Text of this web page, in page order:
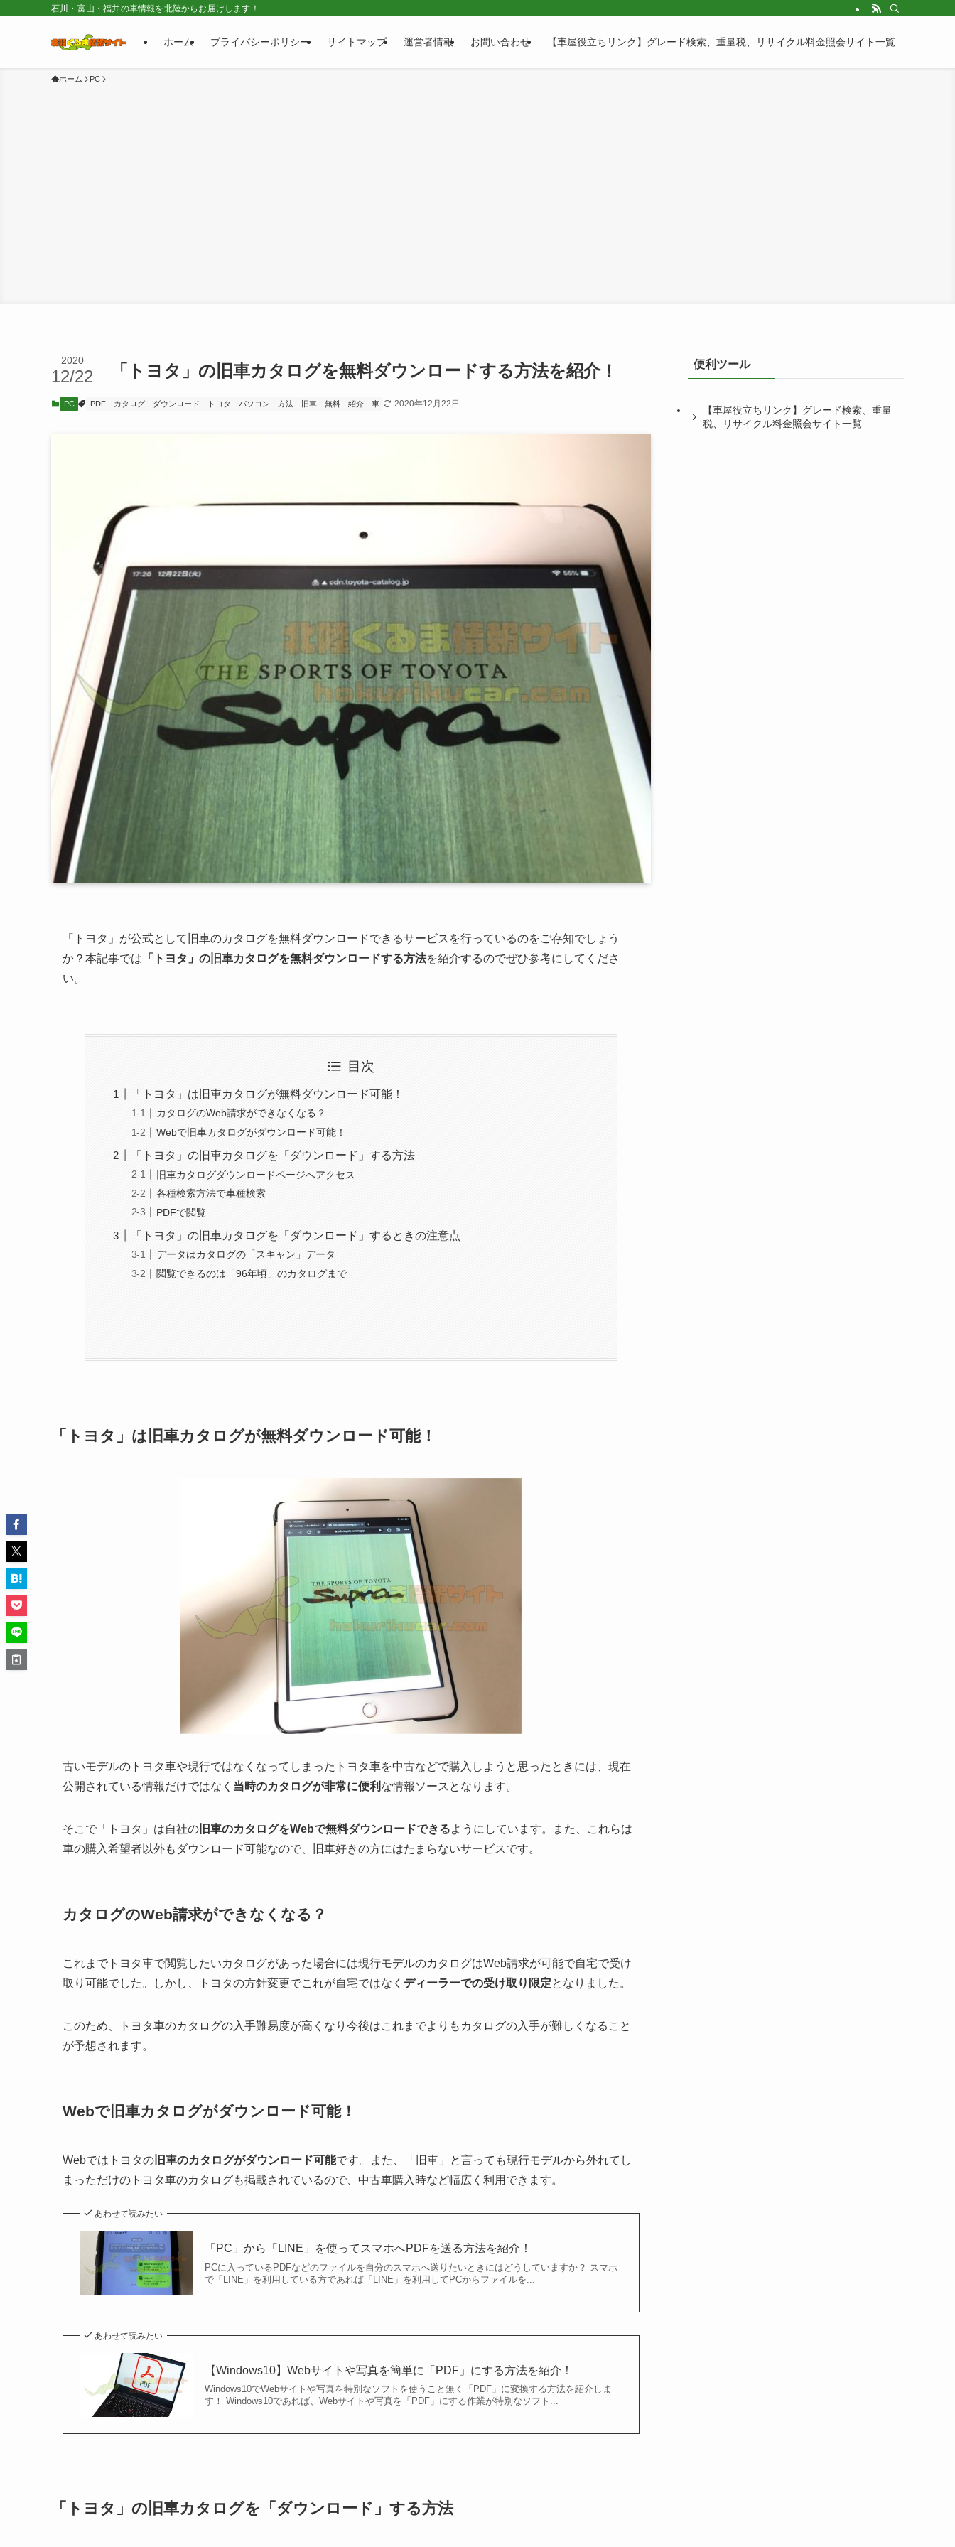
石川・富山・福井の車情報を北陸からお届けします！
ホーム プライバシーポリシー サイトマップ 運営者情報 お問い合わせ 【車屋役立ちリンク】グレード検索、重量税、リサイクル料金照会サイト一覧
ホーム PC
「トヨタ」の旧車カタログを無料ダウンロードする方法を紹介！
2020
12/22
PC PDF カタログ ダウンロード トヨタ パソコン 方法 旧車 無料 紹介 車 2020年12月22日
「トヨタ」が公式として旧車のカタログを無料ダウンロードできるサービスを行っているのをご存知でしょう
か？本記事では 「トヨタ」の旧車カタログを無料ダウンロードする方法を紹介するのでぜひ参考にしてくださ
い。
目次
「トヨタ」は旧車カタログが無料ダウンロード可能！
カタログのWeb請求ができなくなる？
Webで旧車カタログがダウンロード可能！
「トヨタ」の旧車カタログを「ダウンロード」する方法
旧車カタログダウンロードページへアクセス
各種検索方法で車種検索
PDFで閲覧
「トヨタ」の旧車カタログを「ダウンロード」するときの注意点
データはカタログの「スキャン」データ
閲覧できるのは「96年頃」のカタログまで
「トヨタ」は旧車カタログが無料ダウンロード可能！
古いモデルのトヨタ車や現行ではなくなってしまったトヨタ車を中古などで購入しようと思ったときには、現在
公開されている情報だけではなく 当時のカタログが非常に便利 な情報ソースとなります。
そこで「トヨタ」は自社の 旧車のカタログをWebで無料ダウンロードできるようにしています。また、これらは
車の購入希望者以外もダウンロード可能なので、旧車好きの方にはたまらないサービスです。
カタログのWeb請求ができなくなる？
これまでトヨタ車で閲覧したいカタログがあった場合には現行モデルのカタログはWeb請求が可能で自宅で受け
取り可能でした。しかし、トヨタの方針変更でこれが自宅ではなく ディーラーでの受け取り限定となりました。
このため、トヨタ車のカタログの入手難易度が高くなり今後はこれまでよりもカタログの入手が難しくなること
が予想されます。
Webで旧車カタログがダウンロード可能！
Webではトヨタの 旧車のカタログがダウンロード可能です。また、「旧車」と言っても現行モデルから外れてし
まっただけのトヨタ車のカタログも掲載されているので、中古車購入時など幅広く利用できます。
あわせて読みたい
「PC」から「LINE」を使ってスマホへPDFを送る方法を紹介！
PCに入っているPDFなどのファイルを自分のスマホへ送りたいときにはどうしていますか？ スマホ
で「LINE」を利用している方であれば「LINE」を利用してPCからファイルを...
あわせて読みたい
【Windows10】Webサイトや写真を簡単に「PDF」にする方法を紹介！
Windows10でWebサイトや写真を特別なソフトを使うこと無く「PDF」に変換する方法を紹介しま
す！ Windows10であれば、Webサイトや写真を「PDF」にする作業が特別なソフト...
「トヨタ」の旧車カタログを「ダウンロード」する方法
便利ツール
【車屋役立ちリンク】グレード検索、重量
税、リサイクル料金照会サイト一覧